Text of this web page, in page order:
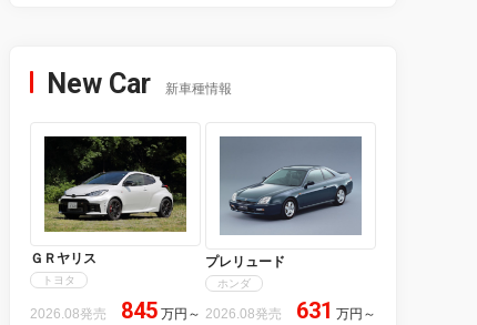
New Car 新車種情報
ＧＲヤリス
トヨタ
2026.08発売 845 万円 ～
プレリュード
ホンダ
2026.08発売 631 万円 ～